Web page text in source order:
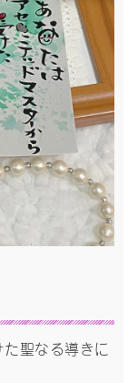
聖なる導きに